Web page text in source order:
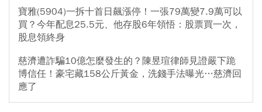
寶雅(5904)一拆十首日飆漲停！一張79萬變7.9萬可以
買？今年配息25.5元、他存股6年領悟：股票買一次，
股息領終身
慈濟遭詐騙10億怎麼發生的？陳昱瑄律師見證嚴下跪
博信任！豪宅藏158公斤黃金，洗錢手法曝光…慈濟回
應了